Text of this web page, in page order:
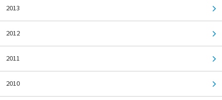
2013
2012
2011
2010